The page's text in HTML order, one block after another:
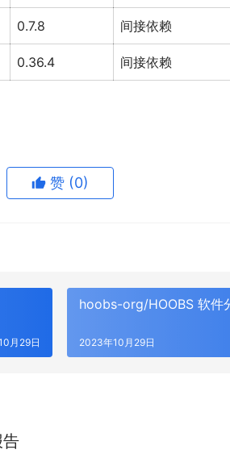
0.7.8 间接依赖
0.36.4 间接依赖
赞 (0)
月29日
hoobs-org/HOOBS 软件
2023年10月29日